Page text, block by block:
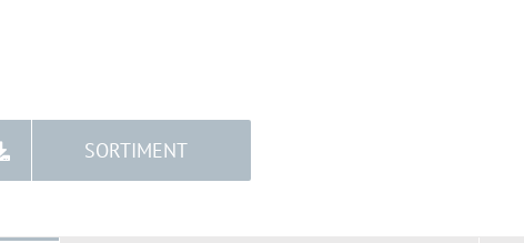
SORTIMENT